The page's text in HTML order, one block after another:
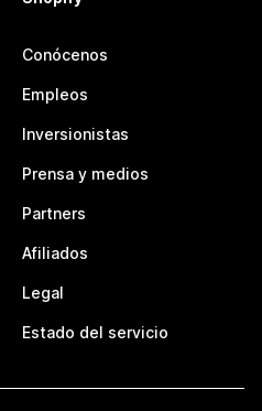
Conócenos
Empleos
Inversionistas
Prensa y medios
Partners
Afiliados
Legal
Estado del servicio